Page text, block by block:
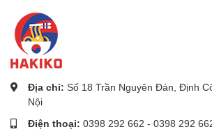
mái và dễ chịu cho không gian nhà bếp
Địa chỉ: Số 18 Trần Nguyên Đán, Định
Nội
Điện thoại: 0398 292 662 - 0398 292